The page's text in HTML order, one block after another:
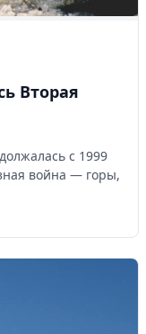
Вторая
с 1999
война — горы,